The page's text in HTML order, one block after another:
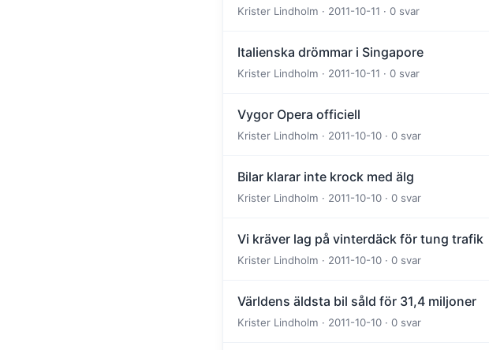
Krister Lindholm · 2011-10-11 · 0 svar
Italienska drömmar i Singapore
Krister Lindholm · 2011-10-11 · 0 svar
Vygor Opera officiell
Krister Lindholm · 2011-10-10 · 0 svar
Bilar klarar inte krock med älg
Krister Lindholm · 2011-10-10 · 0 svar
Vi kräver lag på vinterdäck för tung trafik
Krister Lindholm · 2011-10-10 · 0 svar
Världens äldsta bil såld för 31,4 miljoner
Krister Lindholm · 2011-10-10 · 0 svar